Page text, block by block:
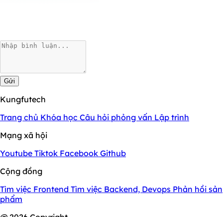
Gửi
Kungfutech
Trang chủ Khóa học Câu hỏi phỏng vấn Lập trình
Mạng xã hội
Youtube Tiktok Facebook Github
Cộng đồng
Tìm việc Frontend Tìm việc Backend, Devops Phản hồi sản
phẩm